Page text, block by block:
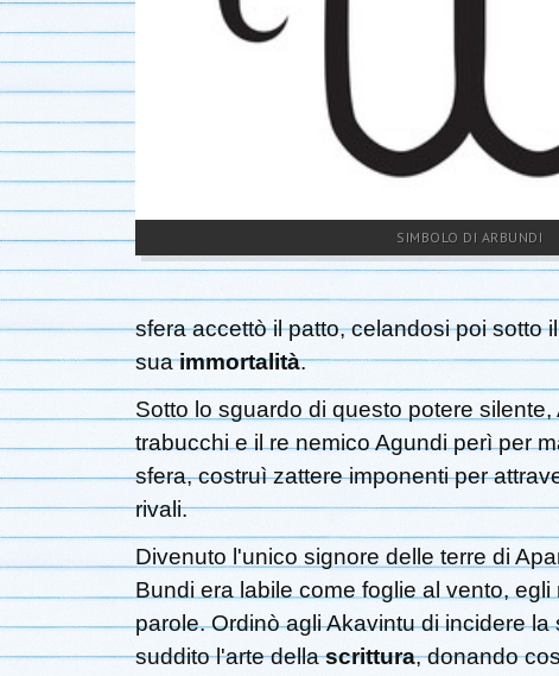
SIMBOLO DI ARBUNDI
sfera accettò il patto, celandosi poi sotto
suaimmortalità.
Sotto lo sguardo di questo potere
trabucchi e il re nemico Agundi perì per
sfera, costruì zattere imponenti per
rivali.
Divenuto l'unico signore delle terre di
Bundi era labile come foglie al vento,
parole. Ordinò agli Akavintu di incidere
suddito l'arte dellascrittura, donando